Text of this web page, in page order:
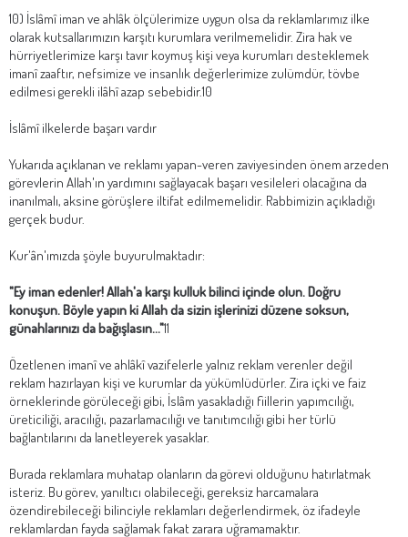
10) İslâmî iman ve ahlâk ölçülerimize uygun olsa da reklamlarımız ilke
olarak kutsallarımızın karşıtı kurumlara verilmemelidir. Zira hak ve
hürriyetlerimize karşı tavır koymuş kişi veya kurumları desteklemek
imanî zaaftır, nefsimize ve insanlık değerlerimize zulümdür, tövbe
edilmesi gerekli ilâhî azap sebebidir.10
İslâmî ilkelerde başarı vardır
Yukarıda açıklanan ve reklamı yapan-veren zaviyesinden önem arzeden
görevlerin Allah'ın yardımını sağlayacak başarı vesileleri olacağına da
inanılmalı, aksine görüşlere iltifat edilmemelidir. Rabbimizin açıkladığı
gerçek budur.
Kur'ân'ımızda şöyle buyurulmaktadır:
"Ey iman edenler! Allah'a karşı kulluk bilinci içinde olun. Doğru
konuşun. Böyle yapın ki Allah da sizin işlerinizi düzene soksun,
günahlarınızı da bağışlasın..."11
Özetlenen imanî ve ahlâkî vazifelerle yalnız reklam verenler değil
reklam hazırlayan kişi ve kurumlar da yükümlüdürler. Zira içki ve faiz
örneklerinde görüleceği gibi, İslâm yasakladığı fiillerin yapımcılığı,
üreticiliği, aracılığı, pazarlamacılığı ve tanıtımcılığı gibi her türlü
bağlantılarını da lanetleyerek yasaklar.
Burada reklamlara muhatap olanların da görevi olduğunu hatırlatmak
isteriz. Bu görev, yanıltıcı olabileceği, gereksiz harcamalara
özendirebileceği bilinciyle reklamları değerlendirmek, öz ifadeyle
reklamlardan fayda sağlamak fakat zarara uğramamaktır.